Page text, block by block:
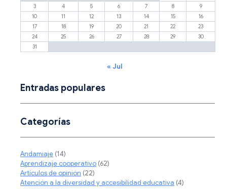
3
4 5 6 7 8
9
10
11 12 13 14 15
16
17
18 19 20 21 22
23
24
25 26 27 28 29
30
31
« Jul
Entradas populares
Categorías
Andamiaje (14)
Aprendizaje cooperativo (62)
Artículos de opinión (22)
Atención a la diversidad y accesibilidad educativa (4)